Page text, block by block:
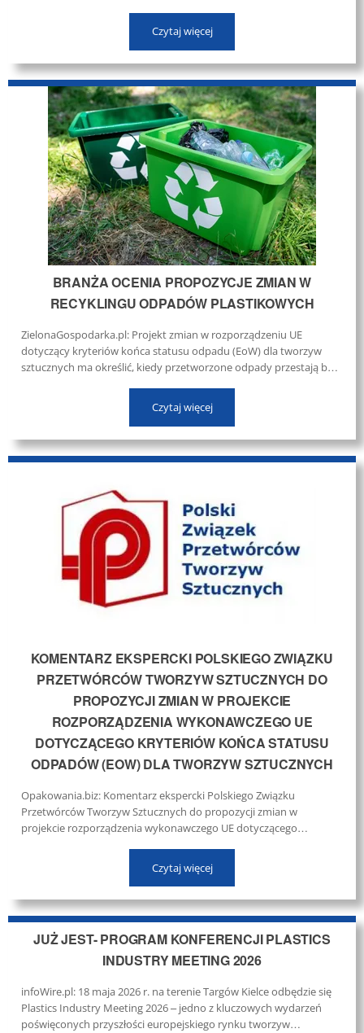
Czytaj więcej
BRANŻA OCENIA PROPOZYCJE ZMIAN W
RECYKLINGU ODPADÓW PLASTIKOWYCH
ZielonaGospodarka.pl: Projekt zmian w rozporządzeniu UE
dotyczący kryteriów końca statusu odpadu (EoW) dla tworzyw
sztucznych ma określić, kiedy przetworzone odpady przestają być
Czytaj więcej
KOMENTARZ EKSPERCKI POLSKIEGO ZWIĄZKU
PRZETWÓRCÓW TWORZYW SZTUCZNYCH DO
PROPOZYCJI ZMIAN W PROJEKCIE
ROZPORZĄDZENIA WYKONAWCZEGO UE
DOTYCZĄCEGO KRYTERIÓW KOŃCA STATUSU
ODPADÓW (EOW) DLA TWORZYW SZTUCZNYCH
Opakowania.biz: Komentarz ekspercki Polskiego Związku
Przetwórców Tworzyw Sztucznych do propozycji zmian w
projekcie rozporządzenia wykonawczego UE dotyczącego
Czytaj więcej
JUŻ JEST- PROGRAM KONFERENCJI PLASTICS
INDUSTRY MEETING 2026
infoWire.pl: 18 maja 2026 r. na terenie Targów Kielce odbędzie się
Plastics Industry Meeting 2026 – jedno z kluczowych wydarzeń
poświęconych przyszłości europejskiego rynku tworzyw